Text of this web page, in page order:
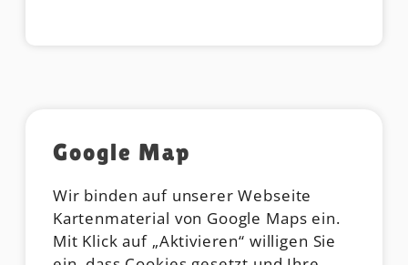
Google Map
Wir binden auf unserer Webseite
Kartenmaterial von Google Maps ein.
Mit Klick auf „Aktivieren“ willigen Sie